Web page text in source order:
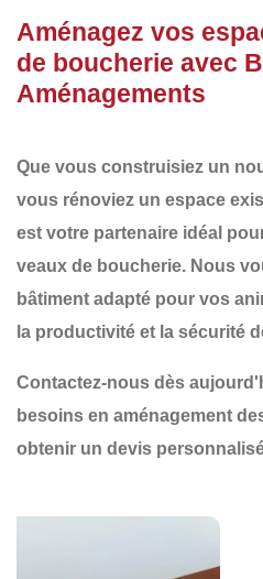
Aménagez vos
de boucherie avec
Aménagements
Que vous construisiez un
vous rénoviez un espace
est votre partenaire idéal
veaux de boucherie. Nous
bâtiment adapté pour vos
la productivité et la sécurité
Contactez-nous dès
besoins en aménagement
obtenir un devis